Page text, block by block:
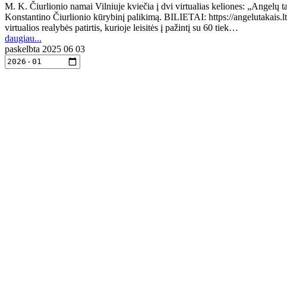
M. K. Čiurlionio namai Vilniuje kviečia į dvi virtualias keliones: „Angelų
Konstantino Čiurlionio kūrybinį palikimą. BILIETAI: https://
virtualios realybės patirtis, kurioje leisitės į pažintį su 60 tiek…
daugiau...
paskelbta 2025 06 03